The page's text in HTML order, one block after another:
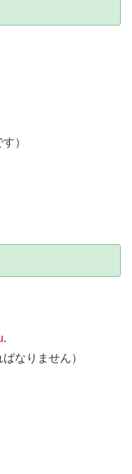
）
.
なりません）